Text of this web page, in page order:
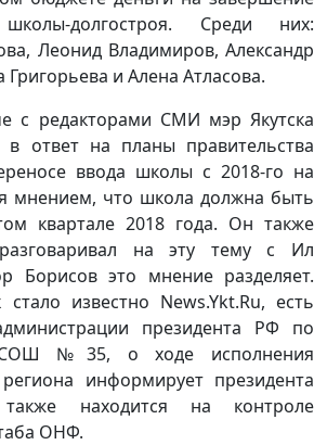
школы-долгостроя. Среди них:
Леонид Владимиров, Александр
Григорьева и Алена Атласова.
с редакторами СМИ мэр Якутска
в ответ на планы правительства
ввода школы с 2018-го на
мнением, что школа должна быть
квартале 2018 года. Он также
на эту тему с Ил
Борисов это мнение разделяет.
известно News.Ykt.Ru, есть
президента РФ по
СОШ №35, о ходе исполнения
информирует президента
находится на контроле
ОНФ.